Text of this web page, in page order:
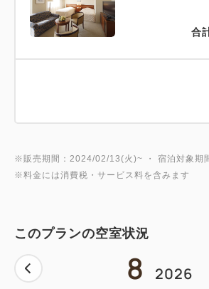
合
※販売期間：2024/02/13(火)~ ・ 宿泊対象期
※料金には消費税・サービス料を含みます
このプランの空室状況
8 2026